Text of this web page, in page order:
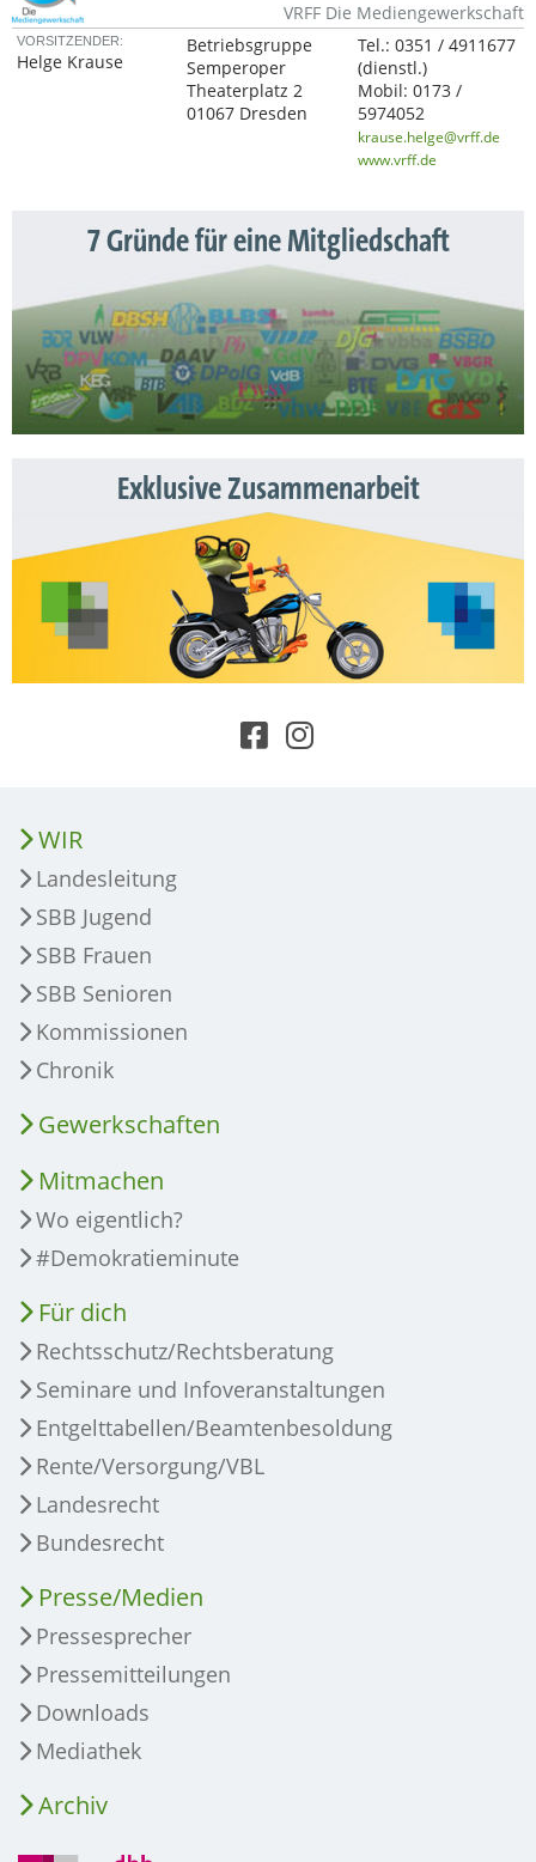
VRFF Die Mediengewerkschaft
VORSITZENDER:
Helge Krause
Betriebsgruppe
Semperoper
Theaterplatz 2
01067 Dresden
Tel.:0351 / 4911677
(dienstl.)
Mobil:0173 /
5974052
krause.helge@vrff.de
www.vrff.de
7 Gründe für eine Mitgliedschaft
Exklusive Zusammenarbeit
WIR
Landesleitung
SBB Jugend
SBB Frauen
SBB Senioren
Kommissionen
Chronik
Gewerkschaften
Mitmachen
Wo eigentlich?
#Demokratieminute
Für dich
Rechtsschutz/Rechtsberatung
Seminare und Infoveranstaltungen
Entgelttabellen/Beamtenbesoldung
Rente/Versorgung/VBL
Landesrecht
Bundesrecht
Presse/Medien
Pressesprecher
Pressemitteilungen
Downloads
Mediathek
Archiv